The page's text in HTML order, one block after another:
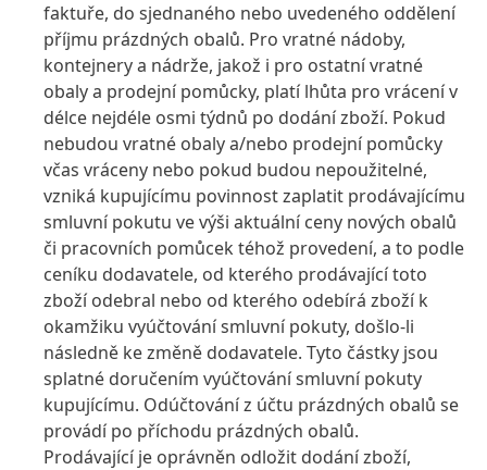
faktuře, do sjednaného nebo uvedeného oddělení
příjmu prázdných obalů. Pro vratné nádoby,
kontejnery a nádrže, jakož i pro ostatní vratné
obaly a prodejní pomůcky, platí lhůta pro vrácení v
délce nejdéle osmi týdnů po dodání zboží. Pokud
nebudou vratné obaly a/nebo prodejní pomůcky
včas vráceny nebo pokud budou nepoužitelné,
vzniká kupujícímu povinnost zaplatit prodávajícímu
smluvní pokutu ve výši aktuální ceny nových obalů
či pracovních pomůcek téhož provedení, a to podle
ceníku dodavatele, od kterého prodávající toto
zboží odebral nebo od kterého odebírá zboží k
okamžiku vyúčtování smluvní pokuty, došlo-li
následně ke změně dodavatele. Tyto částky jsou
splatné doručením vyúčtování smluvní pokuty
kupujícímu. Odúčtování z účtu prázdných obalů se
provádí po příchodu prázdných obalů.
Prodávající je oprávněn odložit dodání zboží,